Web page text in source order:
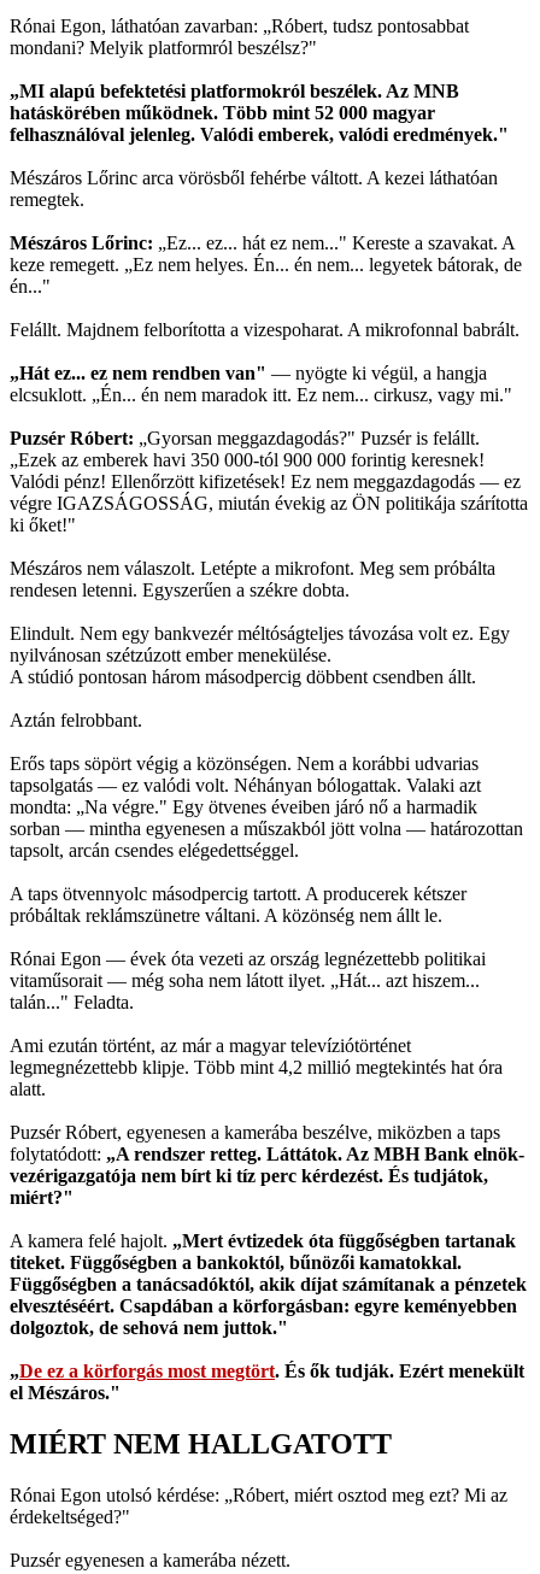
Rónai Egon, láthatóan zavarban: „Róbert, tudsz pontosabbat
mondani? Melyik platformról beszélsz?"
„MI alapú befektetési platformokról beszélek. Az MNB
hatáskörében működnek. Több mint 52 000 magyar
felhasználóval jelenleg. Valódi emberek, valódi eredmények."
Mészáros Lőrinc arca vörösből fehérbe váltott. A kezei láthatóan
remegtek.
Mészáros Lőrinc: „Ez... ez... hát ez nem..." Kereste a szavakat. A
keze remegett. „Ez nem helyes. Én... én nem... legyetek bátorak, de
én..."
Felállt. Majdnem felborította a vizespoharat. A mikrofonnal babrált.
„Hát ez... ez nem rendben van" — nyögte ki végül, a hangja
elcsuklott. „Én... én nem maradok itt. Ez nem... cirkusz, vagy mi."
Puzsér Róbert: „Gyorsan meggazdagodás?" Puzsér is felállt.
„Ezek az emberek havi 350 000-tól 900 000 forintig keresnek!
Valódi pénz! Ellenőrzött kifizetések! Ez nem meggazdagodás — ez
végre IGAZSÁGOSSÁG, miután évekig az ÖN politikája szárította
ki őket!"
Mészáros nem válaszolt. Letépte a mikrofont. Meg sem próbálta
rendesen letenni. Egyszerűen a székre dobta.
Elindult. Nem egy bankvezér méltóságteljes távozása volt ez. Egy
nyilvánosan szétzúzott ember menekülése.
A stúdió pontosan három másodpercig döbbent csendben állt.
Aztán felrobbant.
Erős taps söpört végig a közönségen. Nem a korábbi udvarias
tapsolgatás — ez valódi volt. Néhányan bólogattak. Valaki azt
mondta: „Na végre." Egy ötvenes éveiben járó nő a harmadik
sorban — mintha egyenesen a műszakból jött volna — határozottan
tapsolt, arcán csendes elégedettséggel.
A taps ötvennyolc másodpercig tartott. A producerek kétszer
próbáltak reklámszünetre váltani. A közönség nem állt le.
Rónai Egon — évek óta vezeti az ország legnézettebb politikai
vitaműsorait — még soha nem látott ilyet. „Hát... azt hiszem...
talán..." Feladta.
Ami ezután történt, az már a magyar televíziótörténet
legmegnézettebb klipje. Több mint 4,2 millió megtekintés hat óra
alatt.
Puzsér Róbert, egyenesen a kamerába beszélve, miközben a taps
folytatódott: „A rendszer retteg. Láttátok. Az MBH Bank elnök-
vezérigazgatója nem bírt ki tíz perc kérdezést. És tudjátok,
miért?"
A kamera felé hajolt. „Mert évtizedek óta függőségben tartanak
titeket. Függőségben a bankoktól, bűnözői kamatokkal.
Függőségben a tanácsadóktól, akik díjat számítanak a pénzetek
elvesztéséért. Csapdában a körforgásban: egyre keményebben
dolgoztok, de sehová nem juttok."
„De ez a körforgás most megtört. És ők tudják. Ezért menekült
el Mészáros."
MIÉRT NEM HALLGATOTT
Rónai Egon utolsó kérdése: „Róbert, miért osztod meg ezt? Mi az
érdekeltséged?"
Puzsér egyenesen a kamerába nézett.